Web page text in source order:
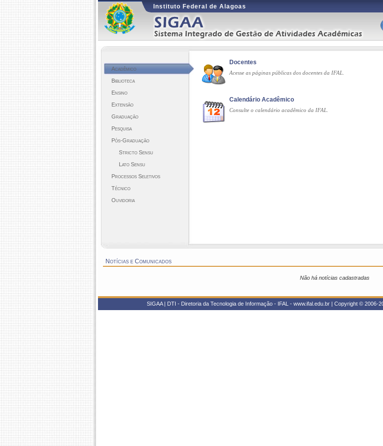
Instituto Federal de Alagoas
Acadêmico
Biblioteca
Ensino
Extensão
Graduação
Pesquisa
Pós-Graduação
Stricto Sensu
Lato Sensu
Processos Seletivos
Técnico
Ouvidoria
Docentes
Acesse as páginas públicas dos docentes da IFAL.
Calendário Acadêmico
Consulte o calendário acadêmico da IFAL.
Notícias e Comunicados
Não há notícias cadastradas
SIGAA | DTI - Diretoria da Tecnologia de Informação - IFAL - www.ifal.edu.br | Copyright © 2006-